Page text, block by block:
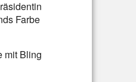
Farbe
mit Bling